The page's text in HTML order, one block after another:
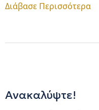
Διάβασε Περισσότερα
Ανακαλύψτε!